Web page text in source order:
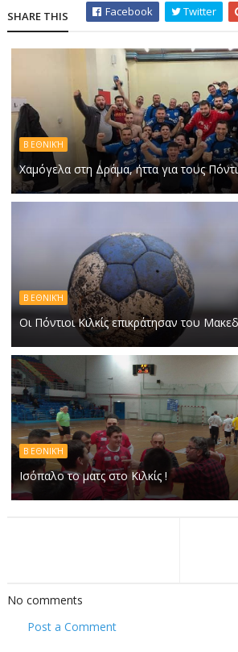
SHARE THIS Facebook Twitter
Β ΕΘΝΙΚΉ
Χαμόγελα στη Δράμα, ήττα για τους
Β ΕΘΝΙΚΉ
Οι Πόντιοι Κιλκίς επικράτησαν του
Β ΕΘΝΙΚΉ
Ισόπαλο το ματς στο Κιλκίς !
No comments
Post a Comment